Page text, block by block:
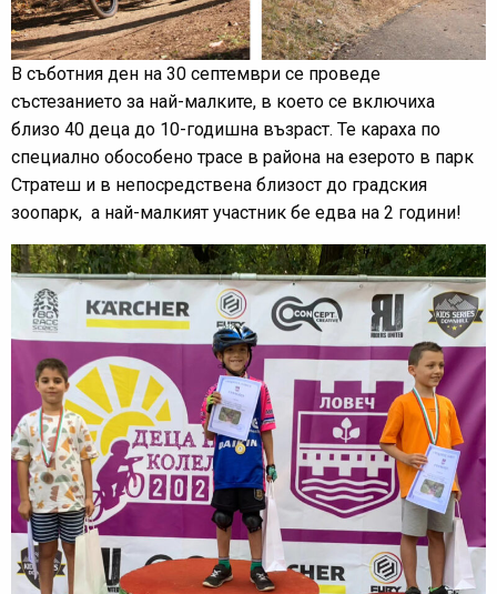
В съботния ден на 30 септември се проведе
състезанието за най-малките, в което се включиха
близо 40 деца до 10-годишна възраст. Те караха по
специално обособено трасе в района на езерото в парк
Стратеш и в непосредствена близост до градския
зоопарк, а най-малкият участник бе едва на 2 години!